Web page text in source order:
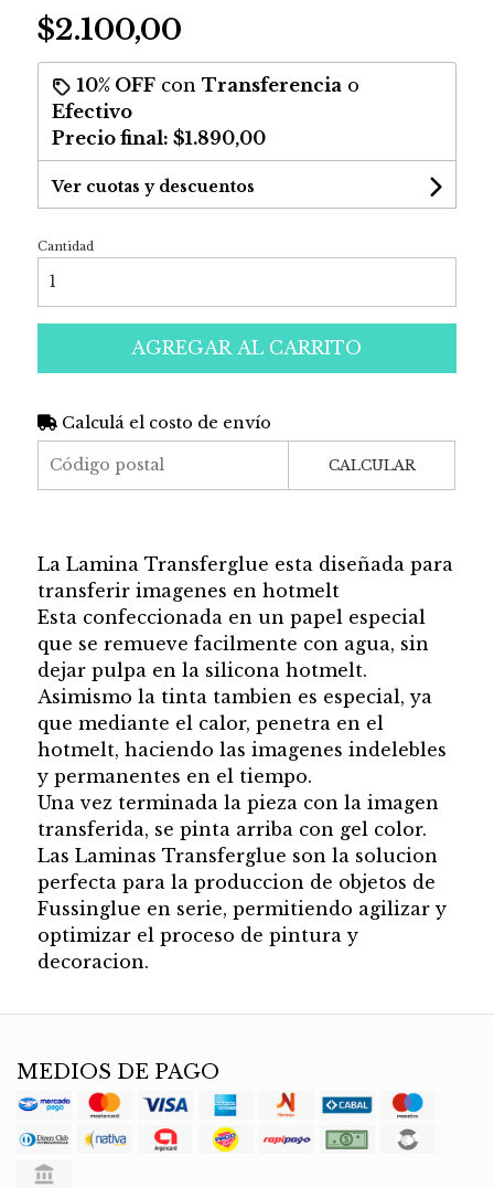
$2.100,00
10% OFFcon Transferencia o
Efectivo
Precio final: $1.890,00
Ver cuotas y descuentos
Cantidad
AGREGAR AL CARRITO
Calculá el costo de envío
CALCULAR
La Lamina Transferglue esta diseñada para
transferir imagenes en hotmelt
Esta confeccionada en un papel especial
que se remueve facilmente con agua, sin
dejar pulpa en la silicona hotmelt.
Asimismo la tinta tambien es especial, ya
que mediante el calor, penetra en el
hotmelt, haciendo las imagenes indelebles
y permanentes en el tiempo.
Una vez terminada la pieza con la imagen
transferida, se pinta arriba con gel color.
Las Laminas Transferglue son la solucion
perfecta para la produccion de objetos de
Fussinglue en serie, permitiendo agilizar y
optimizar el proceso de pintura y
decoracion.
MEDIOS DE PAGO